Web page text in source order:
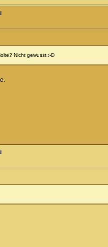
Nicht gewusst :-D